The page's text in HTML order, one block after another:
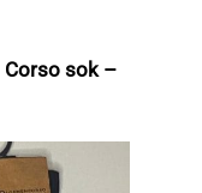
Corso sok –